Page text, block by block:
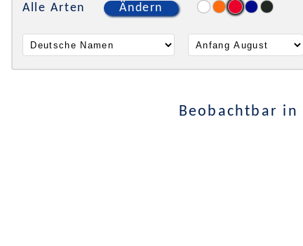
Alle Arten Ändern
Beobachtbar in